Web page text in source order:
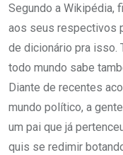
Segundo a Wikipédia,
aos seus respectivos
de dicionário pra isso.
todo mundo sabe
Diante de recentes
mundo político, a
um pai que já
quis se redimir